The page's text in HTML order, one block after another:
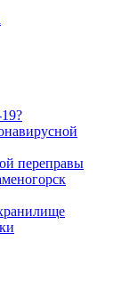
переправы